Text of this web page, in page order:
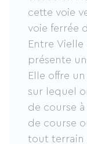
cette voie verte, emprunte
voie ferrée
Entre Vielle
présente
Elle offre
sur lequel
de course
de course
tout terrain